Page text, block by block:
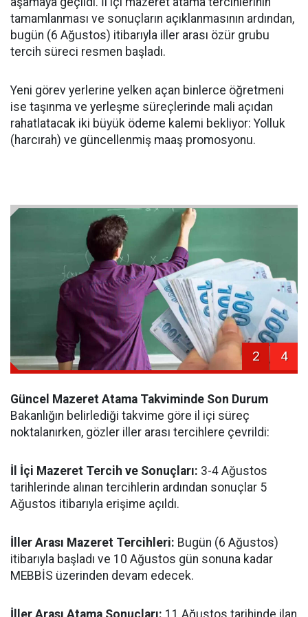
tamamlanması ve sonuçların açıklanmasının ardından,
bugün (6 Ağustos) itibarıyla iller arası özür grubu
tercih süreci resmen başladı.
Yeni görev yerlerine yelken açan binlerce öğretmeni
ise taşınma ve yerleşme süreçlerinde mali açıdan
rahatlatacak iki büyük ödeme kalemi bekliyor: Yolluk
(harcırah) ve güncellenmiş maaş promosyonu.
2 4
Güncel Mazeret Atama Takviminde Son Durum
Bakanlığın belirlediği takvime göre il içi süreç
noktalanırken, gözler iller arası tercihlere çevrildi:
İl İçi Mazeret Tercih ve Sonuçları: 3-4 Ağustos
tarihlerinde alınan tercihlerin ardından sonuçlar 5
Ağustos itibarıyla erişime açıldı.
İller Arası Mazeret Tercihleri: Bugün (6 Ağustos)
itibarıyla başladı ve 10 Ağustos gün sonuna kadar
MEBBİS üzerinden devam edecek.